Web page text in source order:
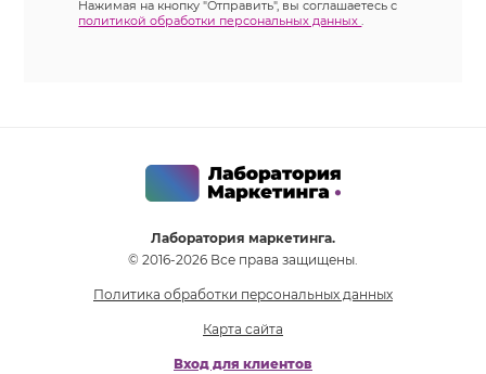
Нажимая на кнопку "Отправить", вы соглашаетесь с
политикой обработки персональных данных.
Лаборатория маркетинга.
© 2016-2026 Все права защищены.
Политика обработки персональных данных
Карта сайта
Вход для клиентов